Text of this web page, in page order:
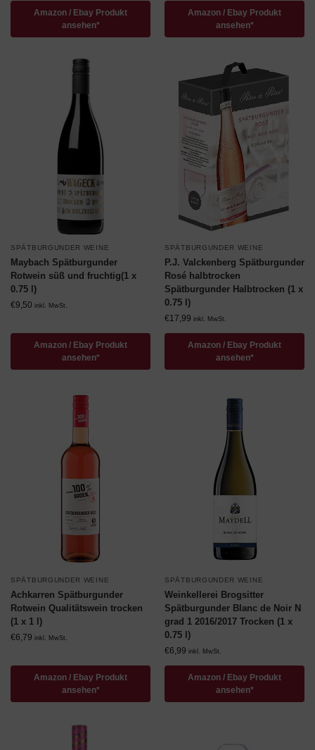
Amazon / Ebay Produkt
ansehen*
Amazon / Ebay Produkt
ansehen*
SPÄTBURGUNDER WEINE
Maybach Spätburgunder
Rotwein süß und fruchtig(1 x
0.75 l)
€9,50 inkl. MwSt.
Amazon / Ebay Produkt
ansehen*
SPÄTBURGUNDER WEINE
P.J. Valckenberg Spätburgunder
Rosé halbtrocken
Spätburgunder Halbtrocken (1 x
0.75 l)
€17,99 inkl. MwSt.
Amazon / Ebay Produkt
ansehen*
SPÄTBURGUNDER WEINE
Achkarren Spätburgunder
Rotwein Qualitätswein trocken
(1 x 1 l)
€6,79 inkl. MwSt.
Amazon / Ebay Produkt
ansehen*
SPÄTBURGUNDER WEINE
Weinkellerei Brogsitter
Spätburgunder Blanc de Noir N
grad 1 2016/2017 Trocken (1 x
0.75 l)
€6,99 inkl. MwSt.
Amazon / Ebay Produkt
ansehen*